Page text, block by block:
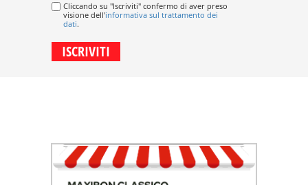
Cliccando su "Iscriviti" confermo di aver preso
visione dell'informativa sul trattamento dei
dati.